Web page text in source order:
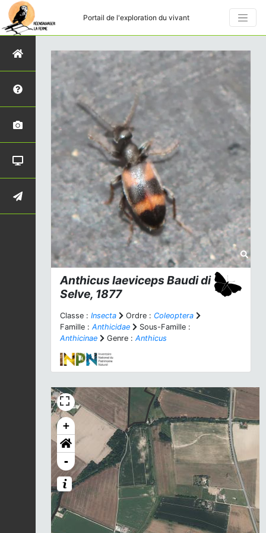
Portail de l'exploration du vivant
Anthicus laeviceps Baudi di
Selve, 1877
Classe : Insecta Ordre : Coleoptera
Famille : Anthicidae
Sous-Famille :
Anthicinae
Genre : Anthicus
+
-